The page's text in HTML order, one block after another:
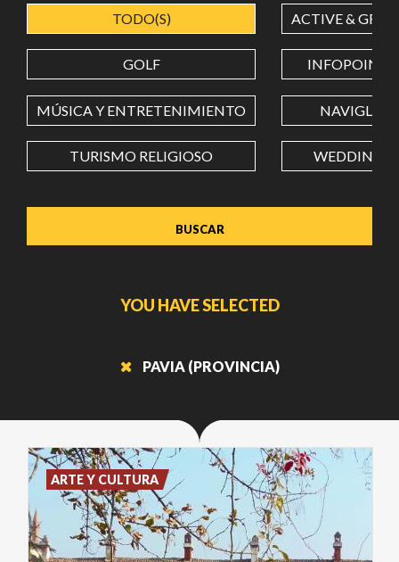
LONGITUD
Value in decimal degrees. Use dot (.) as decimal separator.
TODO(S) ACTIVE &
GOLF INFOPOINT
MÚSICA Y ENTRETENIMIENTO NAVIGLI
TURISMO RELIGIOSO WEDDING
YOU HAVE SELECTED
PAVIA (PROVINCIA)
ARTE Y CULTURA